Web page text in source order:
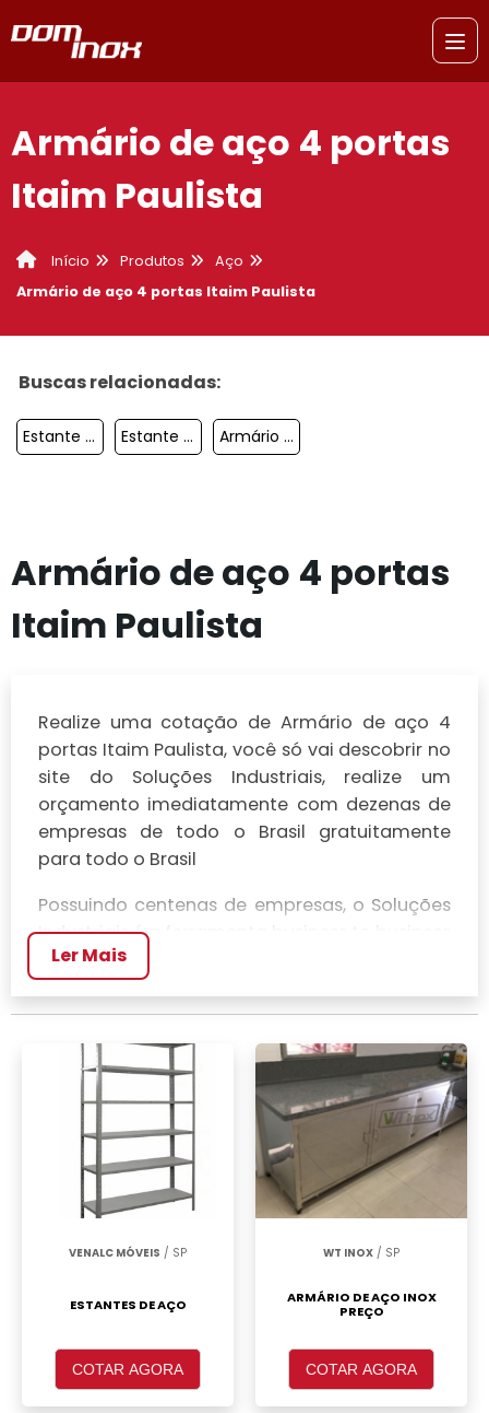
Armário de aço 4 portas
Itaim Paulista
Início Produtos
Aço
Armário de aço 4 portas Itaim Paulista
Buscas relacionadas:
Estante Arquivo Aço Guarulhos Estante De Aço Preço Jabaquara Armário De Aço Preço Sacomã
Armário de aço 4 portas
Itaim Paulista
Realize uma cotação de Armário de aço 4
portas Itaim Paulista, você só vai descobrir no
site do Soluções Industriais, realize um
orçamento imediatamente com dezenas de
empresas de todo o Brasil gratuitamente
para todo o Brasil
Possuindo centenas de empresas, o Soluções
Industriais é a ferramenta business to business
mais completo da área industrial. Para
realizar um orçamento de Armário de aço 4
portas Itaim Paulista, clique em um ou mais
dos anuciantes a seguir:
Ler Mais
VENALC MÓVEIS / SP
ESTANTES DE AÇO
COTAR AGORA
WT INOX / SP
ARMÁRIO DE AÇO INOX
PREÇO
COTAR AGORA